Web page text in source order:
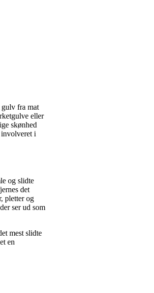
fra mat
eller
skønhed
i
og slidte
det
pletter og
ser ud som
mest slidte
en